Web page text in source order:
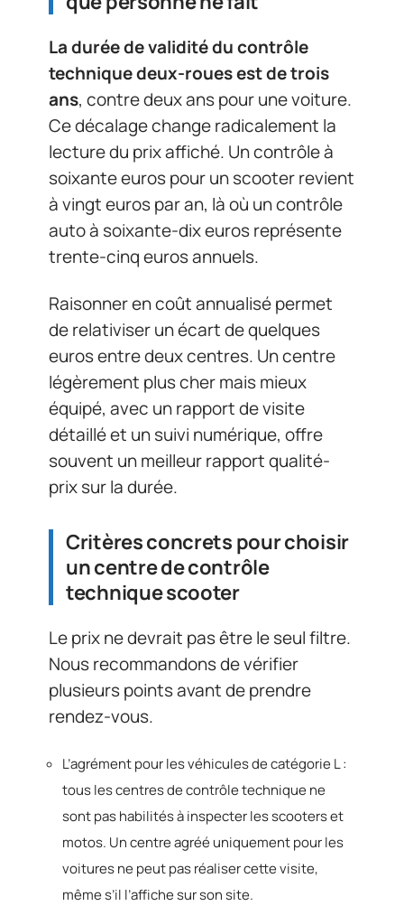
La durée de validité du contrôle
technique deux-roues est de trois
ans, contre deux ans pour une voiture.
Ce décalage change radicalement la
lecture du prix affiché. Un contrôle à
soixante euros pour un scooter revient
à vingt euros par an, là où un contrôle
auto à soixante-dix euros représente
trente-cinq euros annuels.
Raisonner en coût annualisé permet
de relativiser un écart de quelques
euros entre deux centres. Un centre
légèrement plus cher mais mieux
équipé, avec un rapport de visite
détaillé et un suivi numérique, offre
souvent un meilleur rapport qualité-
prix sur la durée.
Critères concrets pour choisir
un centre de contrôle
technique scooter
Le prix ne devrait pas être le seul filtre.
Nous recommandons de vérifier
plusieurs points avant de prendre
rendez-vous.
L’agrément pour les véhicules de catégorie L :
tous les centres de contrôle technique ne
sont pas habilités à inspecter les scooters et
motos. Un centre agréé uniquement pour les
voitures ne peut pas réaliser cette visite,
même s’il l’affiche sur son site.